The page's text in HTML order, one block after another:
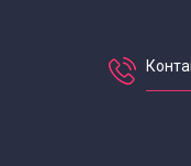
Недорогие